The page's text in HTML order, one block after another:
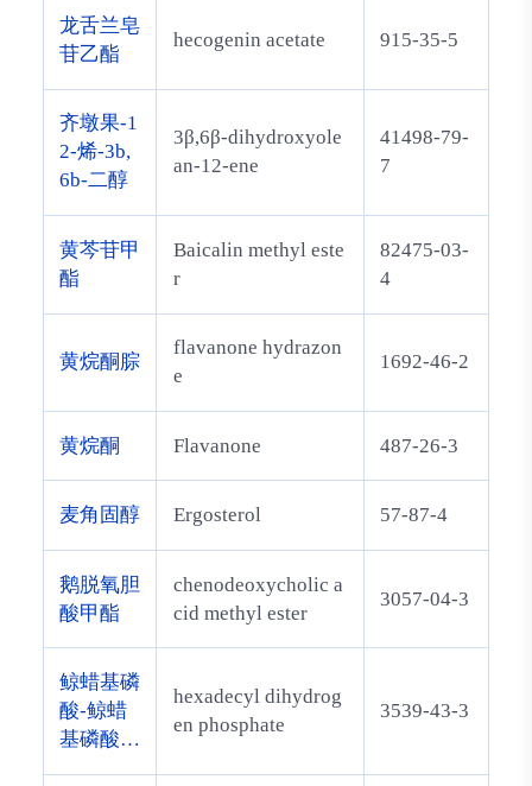
基）-4-
羟基-4-
氧化物-
d：1''，
2''-f][1,3,
2]二氧磷
龙舌兰皂
苷乙酯
hecogenin acetate 915-35-5
齐墩果-1
2-烯-3b,
6b-二醇
3β,6β-dihydroxyole
an-12-ene
41498-79-
7
黄芩苷甲
酯
Baicalin methyl este
r
82475-03-
4
黄烷酮腙
flavanone hydrazon
e
1692-46-2
黄烷酮 Flavanone 487-26-3
麦角固醇 Ergosterol 57-87-4
鹅脱氧胆
酸甲酯
chenodeoxycholic a
cid methyl ester
3057-04-3
鲸蜡基磷
酸-鲸蜡
基磷酸二
hexadecyl dihydrog
en phosphate
3539-43-3